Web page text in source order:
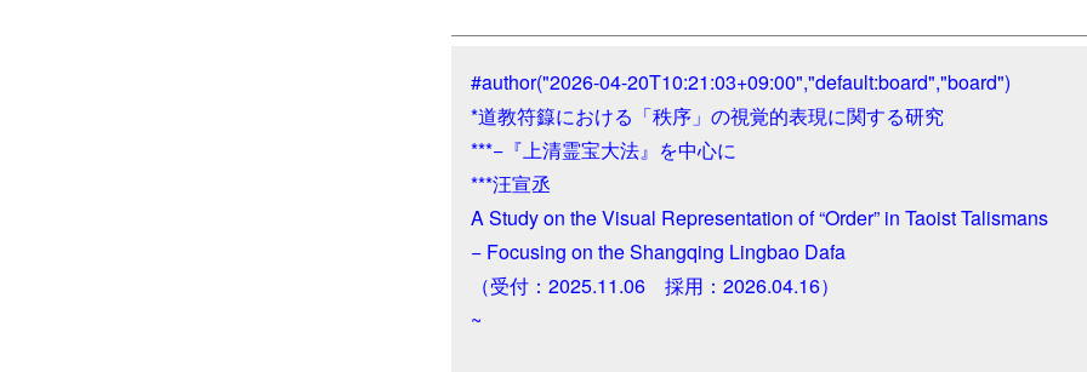
#author("2026-04-20T10:21:03+09:00","default:board","board")
*道教符籙における「秩序」の視覚的表現に関する研究
***−『上清霊宝大法』を中心に
***汪宣丞
A Study on the Visual Representation of “Order” in Taoist Talismans
− Focusing on the Shangqing Lingbao Dafa
（受付：2025.11.06　採用：2026.04.16）
~